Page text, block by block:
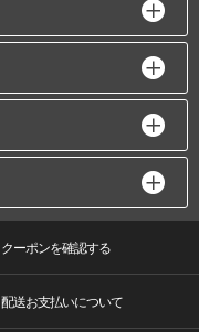
クーポンを確認する
配送お支払いについて